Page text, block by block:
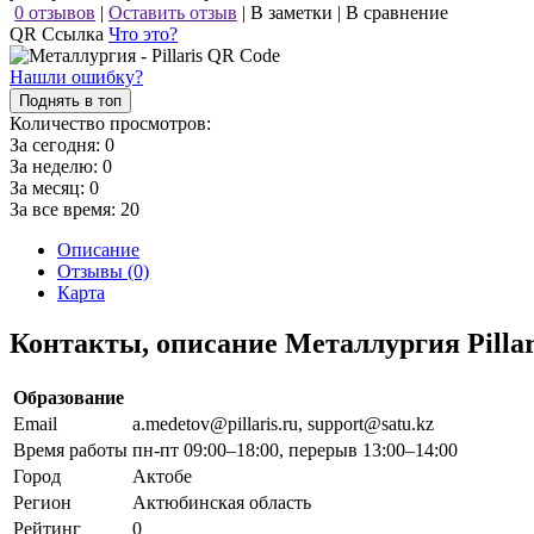
0 отзывов | Оставить отзыв | В заметки | В сравнение
QR Ссылка Что это?
Нашли ошибку?
Поднять в топ
Количество просмотров:
За сегодня: 0
За неделю: 0
За месяц: 0
За все время: 20
Описание
Отзывы (0)
Карта
Контакты, описание Металлургия
Образование
Email
a.medetov@pillaris.ru, support@satu.kz
Время работы пн-пт 09:00–18:00, перерыв 13:00–14:00
Город
Актобе
Регион
Актюбинская область
Рейтинг
0